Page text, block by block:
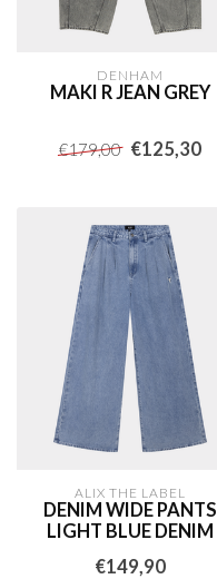
DENHAM
MAKI R JEAN GREY
€179,00 €125,30
ALIX THE LABEL
DENIM WIDE PANTS
LIGHT BLUE DENIM
€149,90